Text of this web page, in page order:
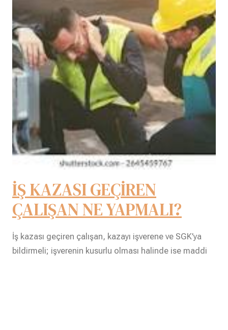
İŞ KAZASI GEÇİREN
ÇALIŞAN NE YAPMALI?
İş kazası geçiren çalışan, kazayı işverene ve SGK’ya
bildirmeli; işverenin kusurlu olması halinde ise maddi